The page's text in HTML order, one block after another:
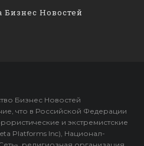
Бизнес Новостей
Бизнес Новостей
что в Российской Федерации
и экстремистские
Platforms Inc), Национал-